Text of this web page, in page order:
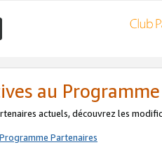
au
actuels, découvrez les
Partenaires